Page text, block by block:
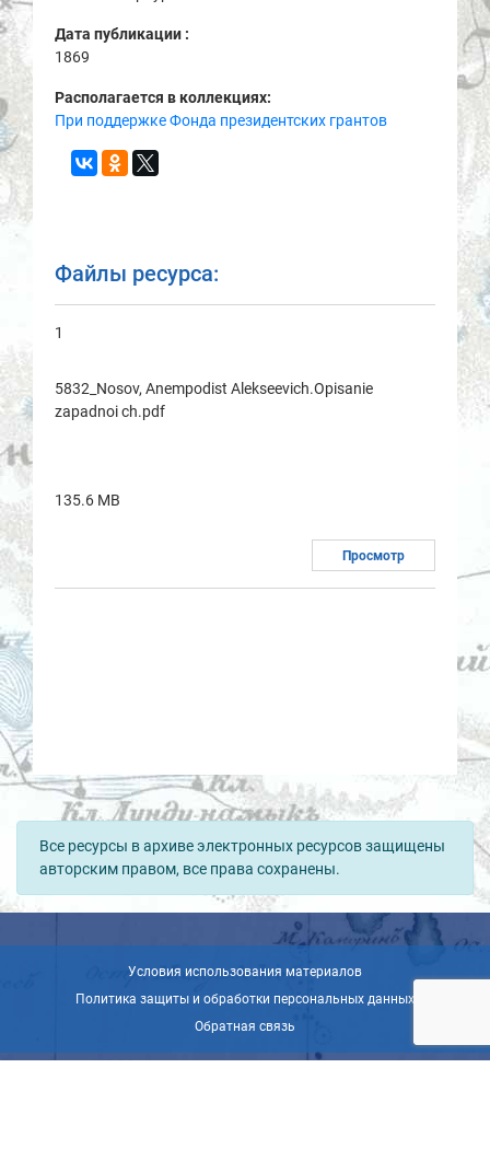
Дата публикации :
1869
Располагается в коллекциях:
При поддержке Фонда президентских грантов
Файлы ресурса:
1
5832_Nosov, Anempodist Alekseevich.Opisanie
zapadnoi ch.pdf
135.6 MB
Просмотр
Все ресурсы в архиве электронных ресурсов защищены
авторским правом, все права сохранены.
Условия использования материалов
Политика защиты и обработки персональных данных
Обратная связь